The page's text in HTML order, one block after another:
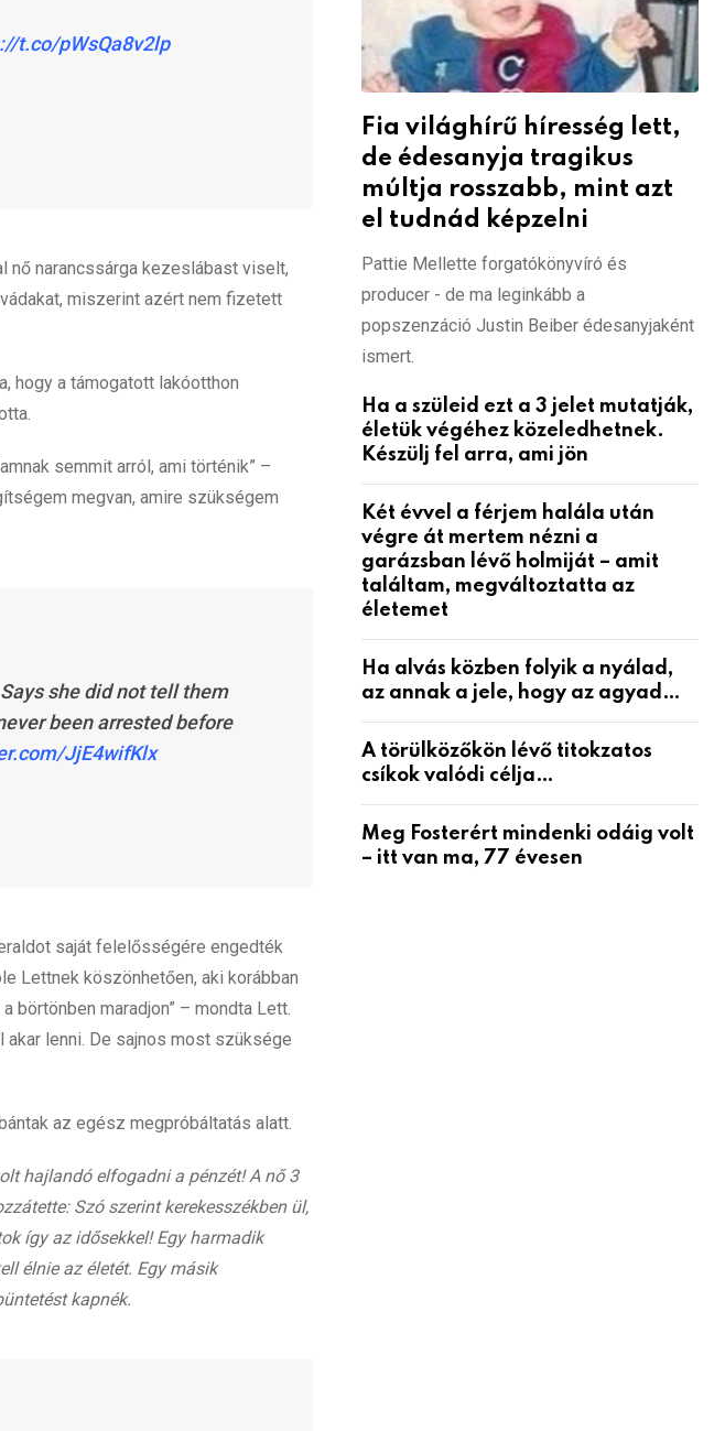
t.co/pWsQa8v2lp
nő narancssárga kezeslábast viselt,
miszerint azért nem fizetett
hogy a támogatott lakóotthon
semmit arról, ami történik” –
megvan, amire szükségem
she did not tell them
been arrested before
JjE4wifKlx
saját felelősségére engedték
Lettnek köszönhetően, aki korábban
börtönben maradjon” – mondta Lett.
lenni. De sajnos most szüksége
az egész megpróbáltatás alatt.
hajlandó elfogadni a pénzét! A nő 3
Szó szerint kerekesszékben ül,
így az idősekkel! Egy harmadik
élnie az életét. Egy másik
kapnék.
Fia világhírű híresség lett,
de édesanyja tragikus
múltja rosszabb, mint azt
el tudnád képzelni
Pattie Mellette forgatókönyvíró és
producer - de ma leginkább a
popszenzáció Justin Beiber édesanyjaként
ismert.
Ha a szüleid ezt a 3 jelet mutatják,
életük végéhez közeledhetnek.
Készülj fel arra, ami jön
Két évvel a férjem halála után
végre át mertem nézni a
garázsban lévő holmiját – amit
találtam, megváltoztatta az
életemet
Ha alvás közben folyik a nyálad,
az annak a jele, hogy az agyad…
A törülközőkön lévő titokzatos
csíkok valódi célja…
Meg Fosterért mindenki odáig volt
– itt van ma, 77 évesen